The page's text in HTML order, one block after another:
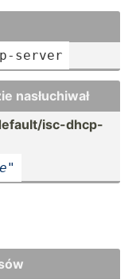
­server
nasłuc­hiwał
is­c-d­hcp­-
"